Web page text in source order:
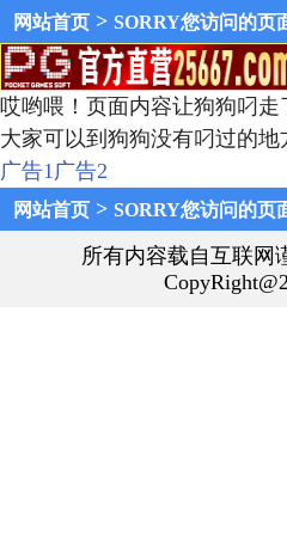
网站首页 > SORRY您访问的页
哎哟喂！页面内容让狗狗叼走
大家可以到狗狗没有叼过的地
广告1广告2
网站首页 > SORRY您访问的页
所有内容载自互联网